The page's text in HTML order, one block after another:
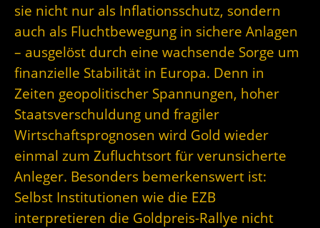
sie nicht nur als Inflationsschutz, sondern
auch als Fluchtbewegung in sichere Anlagen
– ausgelöst durch eine wachsende Sorge um
finanzielle Stabilität in Europa. Denn in
Zeiten geopolitischer Spannungen, hoher
Staatsverschuldung und fragiler
Wirtschaftsprognosen wird Gold wieder
einmal zum Zufluchtsort für verunsicherte
Anleger. Besonders bemerkenswert ist:
Selbst Institutionen wie die EZB
interpretieren die Goldpreis-Rallye nicht